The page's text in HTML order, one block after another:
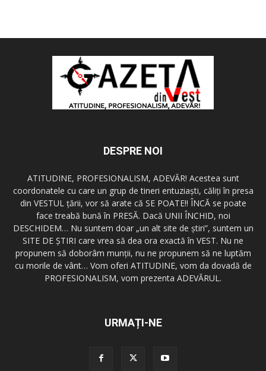
DESPRE NOI
ATITUDINE, PROFESIONALISM, ADEVĂR! Acestea sunt
coordonatele cu care un grup de tineri entuziaşti, căliţi în presa
din VESTUL ţării, vor să arate că SE POATE!! ÎNCĂ se poate
face treabă bună în PRESĂ. Dacă UNII ÎNCHID, noi
DESCHIDEM… Nu suntem doar „un alt site de ştiri”, suntem un
SITE DE ŞTIRI care vrea să dea ora exactă în VEST. Nu ne
propunem să doborâm munţii, nu ne propunem să ne luptăm
cu morile de vânt… Vom oferi ATITUDINE, vom da dovadă de
PROFESIONALISM, vom prezenta ADEVĂRUL.
URMAȚI-NE